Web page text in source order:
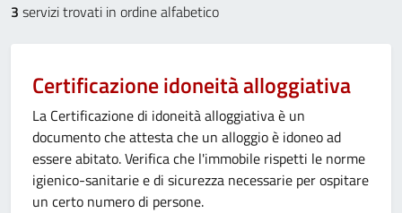
3 servizi trovati in ordine alfabetico
Certificazione idoneità alloggiativa
La Certificazione di idoneità alloggiativa è un
documento che attesta che un alloggio è idoneo ad
essere abitato. Verifica che l'immobile rispetti le norme
igienico-sanitarie e di sicurezza necessarie per ospitare
un certo numero di persone.